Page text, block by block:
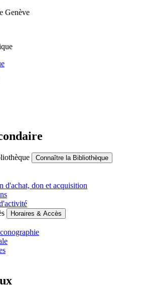
Connaître la Bibliothèque
d'achat, don et acquisition
Horaires & Accès